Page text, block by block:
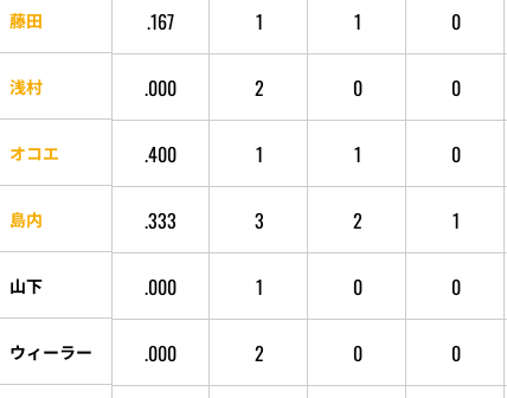
藤田 .167 1 1 0
浅村 .000 2 0 0
オコエ .400 1 1 0
島内 .333 3 2 1
山下 .000 1 0 0
ウィーラー .000 2 0 0